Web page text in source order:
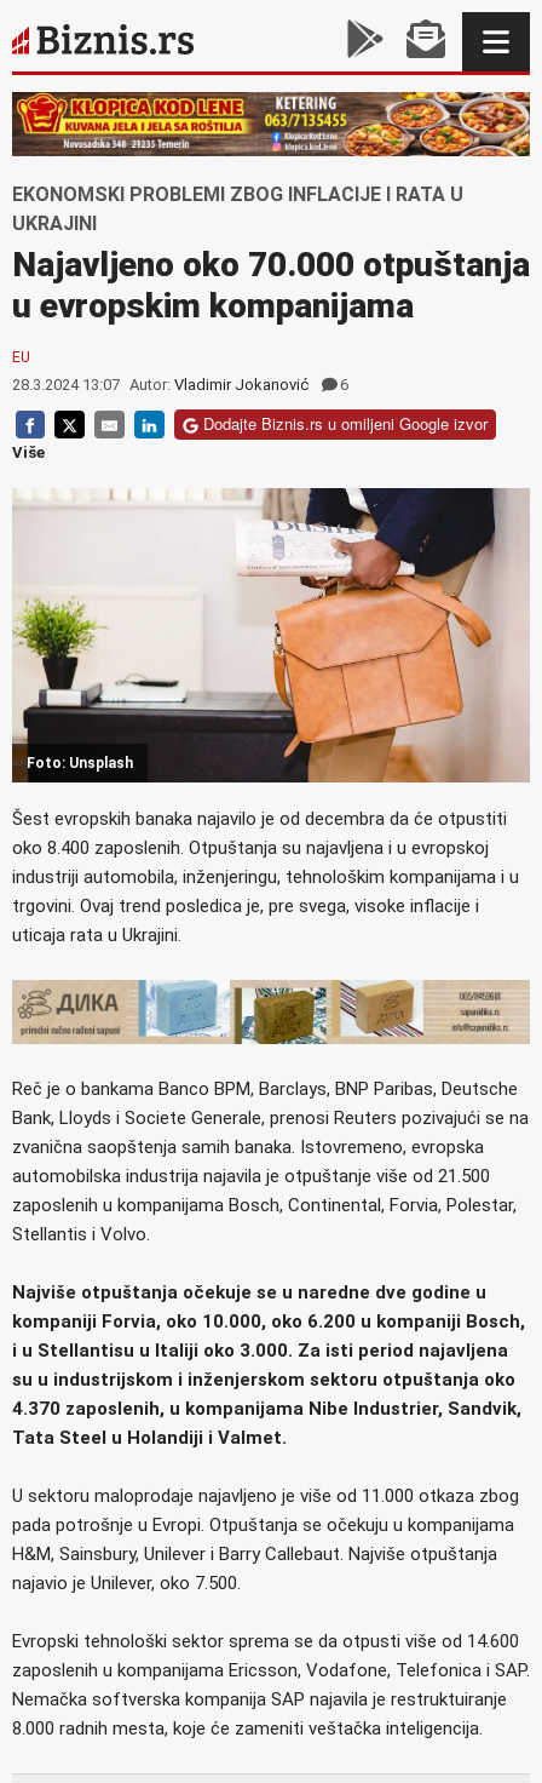
EKONOMSKI PROBLEMI ZBOG INFLACIJE I RATA U
UKRAJINI
Najavljeno oko 70.000 otpuštanja
u evropskim kompanijama
EU
28.3.2024 13:07 Autor: Vladimir Jokanović 6
Dodajte Biznis.rs u omiljeni Google izvor
Više
Foto: Unsplash
Šest evropskih banaka najavilo je od decembra da će otpustiti
oko 8.400 zaposlenih. Otpuštanja su najavljena i u evropskoj
industriji automobila, inženjeringu, tehnološkim kompanijama i u
trgovini. Ovaj trend posledica je, pre svega, visoke inflacije i
uticaja rata u Ukrajini.
Reč je o bankama Banco BPM, Barclays, BNP Paribas, Deutsche
Bank, Lloyds i Societe Generale, prenosi Reuters pozivajući se na
zvanična saopštenja samih banaka. Istovremeno, evropska
automobilska industrija najavila je otpuštanje više od 21.500
zaposlenih u kompanijama Bosch, Continental, Forvia, Polestar,
Stellantis i Volvo.
Najviše otpuštanja očekuje se u naredne dve godine u
kompaniji Forvia, oko 10.000, oko 6.200 u kompaniji Bosch,
i u Stellantisu u Italiji oko 3.000. Za isti period najavljena
su u industrijskom i inženjerskom sektoru otpuštanja oko
4.370 zaposlenih, u kompanijama Nibe Industrier, Sandvik,
Tata Steel u Holandiji i Valmet.
U sektoru maloprodaje najavljeno je više od 11.000 otkaza zbog
pada potrošnje u Evropi. Otpuštanja se očekuju u kompanijama
H&M, Sainsbury, Unilever i Barry Callebaut. Najviše otpuštanja
najavio je Unilever, oko 7.500.
Evropski tehnološki sektor sprema se da otpusti više od 14.600
zaposlenih u kompanijama Ericsson, Vodafone, Telefonica i SAP.
Nemačka softverska kompanija SAP najavila je restruktuiranje
8.000 radnih mesta, koje će zameniti veštačka inteligencija.